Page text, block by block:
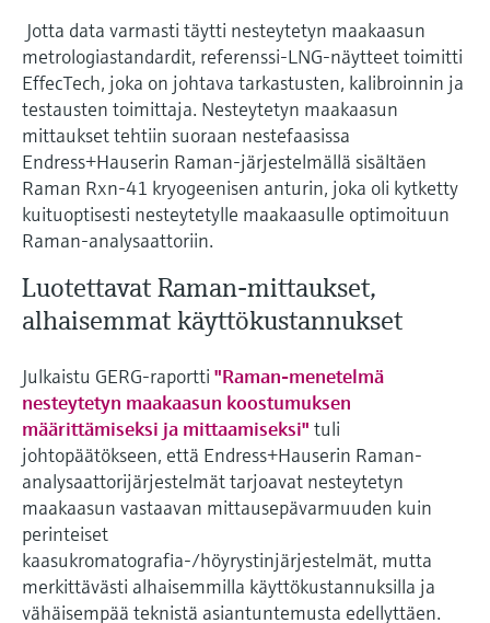
Jotta data varmasti täytti nesteytetyn maakaasun
metrologiastandardit, referenssi-LNG-näytteet toimitti
EffecTech, joka on johtava tarkastusten, kalibroinnin ja
testausten toimittaja. Nesteytetyn maakaasun
mittaukset tehtiin suoraan nestefaasissa
Endress+Hauserin Raman-järjestelmällä sisältäen
Raman Rxn-41 kryogeenisen anturin, joka oli kytketty
kuituoptisesti nesteytetylle maakaasulle optimoituun
Raman-analysaattoriin.
Luotettavat Raman-mittaukset,
alhaisemmat käyttökustannukset
Julkaistu GERG-raportti "Raman-menetelmä
nesteytetyn maakaasun koostumuksen
määrittämiseksi ja mittaamiseksi" tuli
johtopäätökseen, että Endress+Hauserin Raman-
analysaattorijärjestelmät tarjoavat nesteytetyn
maakaasun vastaavan mittausepävarmuuden kuin
perinteiset
kaasukromatografia-/höyrystinjärjestelmät, mutta
merkittävästi alhaisemmilla käyttökustannuksilla ja
vähäisempää teknistä asiantuntemusta edellyttäen.